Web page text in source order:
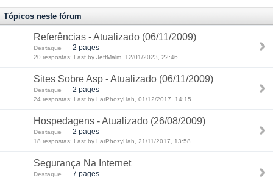
Tópicos neste fórum
Referências - Atualizado (06/11/2009)
Destaque 2 pages
20 respostas: Last by JeffMalm, 12/01/2023, 22:46
Sites Sobre Asp - Atualizado (06/11/2009)
Destaque 2 pages
24 respostas: Last by LarPhozyHah, 01/12/2017, 14:15
Hospedagens - Atualizado (26/08/2009)
Destaque 2 pages
18 respostas: Last by LarPhozyHah, 21/11/2017, 13:58
Segurança Na Internet
Destaque 7 pages